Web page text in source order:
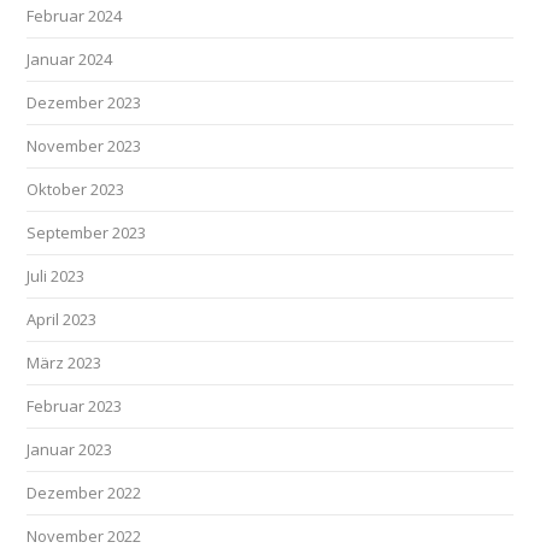
Februar 2024
Januar 2024
Dezember 2023
November 2023
Oktober 2023
September 2023
Juli 2023
April 2023
März 2023
Februar 2023
Januar 2023
Dezember 2022
November 2022